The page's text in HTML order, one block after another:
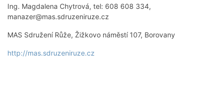
Ing. Magdalena Chytrová, tel: 608 608 334,
manazer@mas.sdruzeniruze.cz
MAS Sdružení Růže, Žižkovo náměstí 107, Borovany
http://mas.sdruzeniruze.cz